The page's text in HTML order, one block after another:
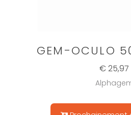
GEM-OCULO
€ 25,97